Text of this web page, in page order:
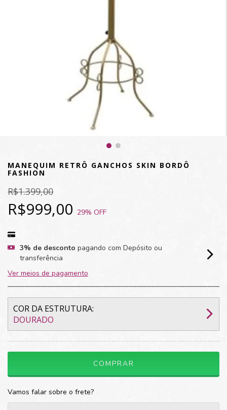
MANEQUIM RETRÔ GANCHOS SKIN BORDÔ
FASHION
R$1.399,00
R$999,00 29% OFF
3% de desconto pagando com Depósito ou
transferência
Ver meios de pagamento
COR DA ESTRUTURA:
DOURADO
Vamos falar sobre o frete?